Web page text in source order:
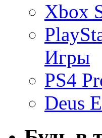
Xbox
Игры
PS4
Deus